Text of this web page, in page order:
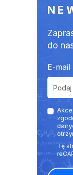
do
E-mail